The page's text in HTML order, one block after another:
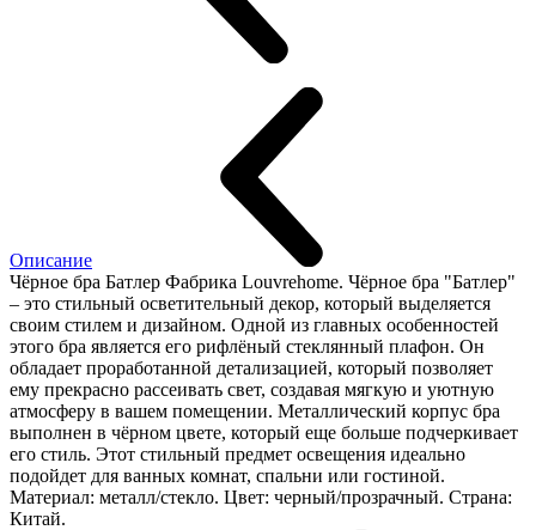
Описание
Чёрное бра Батлер Фабрика Louvrehome. Чёрное бра "Батлер"
– это стильный осветительный декор, который выделяется
своим стилем и дизайном. Одной из главных особенностей
этого бра является его рифлёный стеклянный плафон. Он
обладает проработанной детализацией, который позволяет
ему прекрасно рассеивать свет, создавая мягкую и уютную
атмосферу в вашем помещении. Металлический корпус бра
выполнен в чёрном цвете, который еще больше подчеркивает
его стиль. Этот стильный предмет освещения идеально
подойдет для ванных комнат, спальни или гостиной.
Материал: металл/стекло. Цвет: черный/прозрачный. Страна:
Китай.